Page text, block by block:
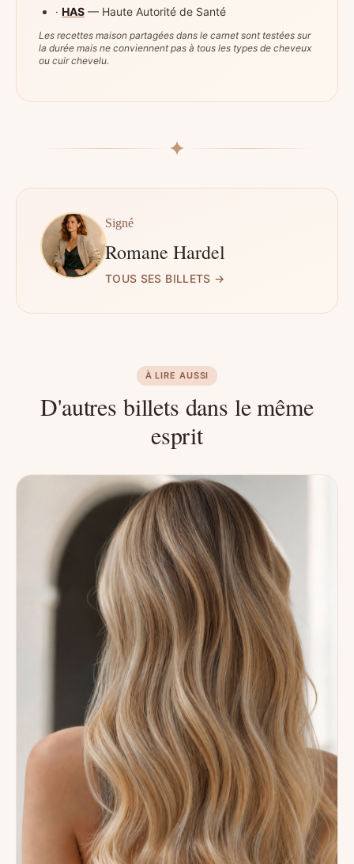
· HAS — Haute Autorité de Santé
Les recettes maison partagées dans le carnet sont testées sur
la durée mais ne conviennent pas à tous les types de cheveux
ou cuir chevelu.
Signé
Romane Hardel
TOUS SES BILLETS →
À LIRE AUSSI
D'autres billets dans le même
esprit